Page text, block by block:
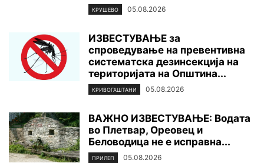
КРУШЕВО 05.08.2026
ИЗВЕСТУВАЊЕ за
спроведување на превентивна
систематска дезинсекција на
територијата нa Општина...
КРИВОГАШТАНИ 05.08.2026
ВАЖНО ИЗВЕСТУВАЊЕ: Водата
во Плетвар, Ореовец и
Беловодица не е исправна...
ПРИЛЕП 05.08.2026